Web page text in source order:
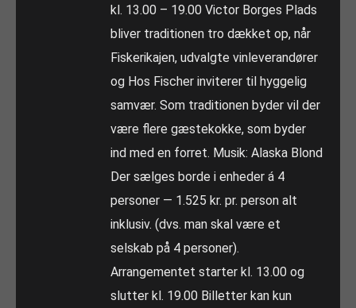
kl. 13.00 – 19.00 Victor Borges Plads
bliver traditionen tro dækket op, når
Fiskerikajen, udvalgte vinleverandører
og Hos Fischer inviterer til hyggelig
samvær. Som traditionen byder vil der
være flere gæstekokke, som byder
ind med en forret. Musik: Alaska Blond
Der sælges borde i enheder á 4
personer — 1.525 kr. pr. person alt
inklusiv. (dvs. man skal være et
selskab på 4 personer).
Arrangementet starter kl. 13.00 og
slutter kl. 19.00 Billetter kan kun